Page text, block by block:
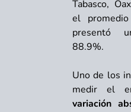
Tabasco,
el
presentó
88.9%.
Uno de los
medir el
variación